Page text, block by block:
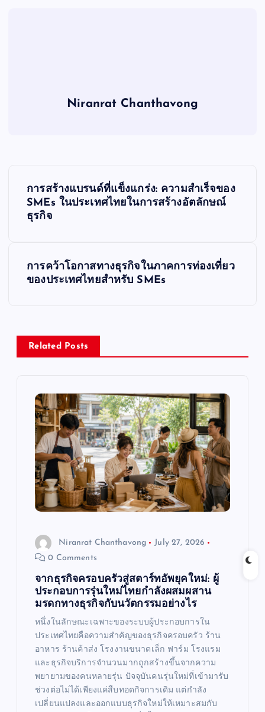
Niranrat Chanthavong
v
การสร้างแบรนด์ที่แข็งแกร่ง: ความสำเร็จของ
SMEs ในประเทศไทยในการสร้างอัตลักษณ์
ธุรกิจ
การคว้าโอกาสทางธุรกิจในภาคการท่องเที่ยว
ของประเทศไทยสำหรับ SMEs
Related Posts
Niranrat Chanthavong
July 27, 2026
0 Comments
จากธุรกิจครอบครัวสู่สตาร์ทอัพยุคใหม่: ผู้
ประกอบการรุ่นใหม่ไทยกำลังผสมผสาน
มรดกทางธุรกิจกับนวัตกรรมอย่างไร
หนึ่งในลักษณะเฉพาะของระบบผู้ประกอบการใน
ประเทศไทยคือความสำคัญของธุรกิจครอบครัว ร้าน
อาหาร ร้านค้าส่ง โรงงานขนาดเล็ก ฟาร์ม โรงแรม
และธุรกิจบริการจำนวนมากถูกสร้างขึ้นจากความ
พยายามของคนหลายรุ่น ปัจจุบันคนรุ่นใหม่ที่เข้ามารับ
ช่วงต่อไม่ได้เพียงแค่สืบทอดกิจการเดิม แต่กำลัง
เปลี่ยนแปลงและออกแบบธุรกิจใหม่ให้เหมาะสมกับ